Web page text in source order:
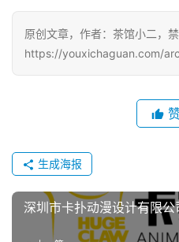
戏
单
机
休
闲
游
戏
原创文章，作者：茶馆小二，禁
https://youxichaguan.com/
生成海报
深圳市卡扑动漫设计有限公